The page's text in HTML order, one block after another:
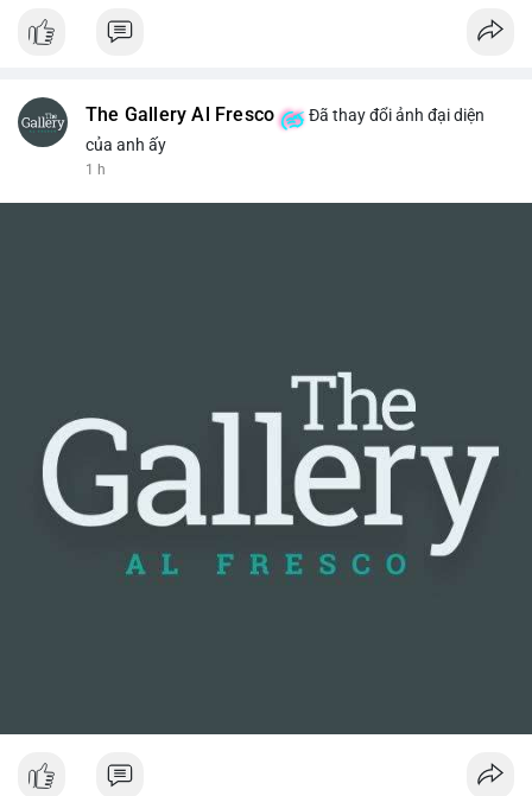
$btc $eth
The Gallery Al Fresco
Đã thay đổi ảnh đại diện
của anh ấy
1 h